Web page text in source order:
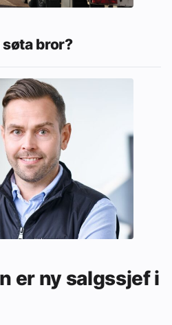
bror?
er ny salgssjef i